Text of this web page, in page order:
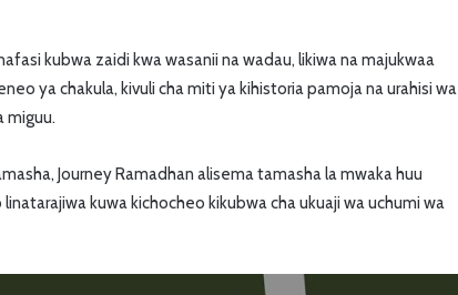
kubwa zaidi kwa wasanii na wadau, likiwa na majukwaa
ya chakula, kivuli cha miti ya kihistoria pamoja na urahisi wa
miguu.
Journey Ramadhan alisema tamasha la mwaka huu
kuwa kichocheo kikubwa cha ukuaji wa uchumi wa